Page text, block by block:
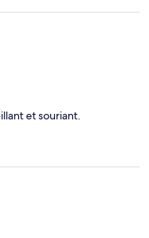
et souriant.